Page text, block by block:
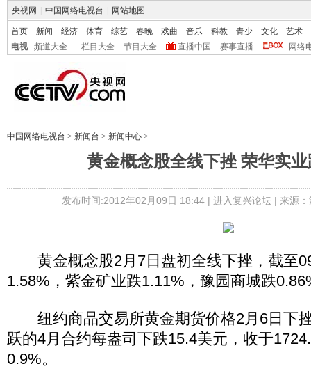
央视网 中国网络电视台 网站地图
首页 新闻 经济 体育 综艺 春晚 戏曲 音乐 科教 青少 文化
艺术
电视
频道大全 栏目大全 节目大全 直播中国 赛事直播 网络
中国网络电视台 > 新闻台 > 新闻中心 >
黄金概念股全线下挫 荣华实业
发布时间:2012年02月09日 18:44 | 进入复兴论坛| 来源
黄金概念股2月7日盘初全线下挫，截至
1.58%，紫金矿业跌1.11%，豫园商城跌
纽约商品交易所黄金期货价格2月6日下
跃的4月合约每盎司下跌15.4美元，收于
0.9%。